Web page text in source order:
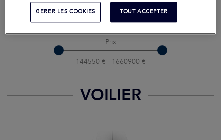
Longueur de bateau
10 m - 20 m
Prix
144550 € - 1660900 €
VOILIER
GERER LES COOKIES TOUT ACCEPTER